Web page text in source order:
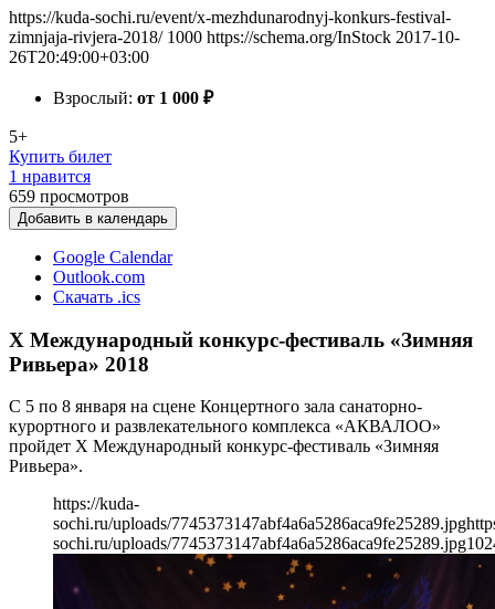
https://kuda-sochi.ru/event/x-mezhdunarodnyj-konkurs-festival-
zimnjaja-rivjera-2018/ 1000 https://schema.org/InStock 2017-10-
26T20:49:00+03:00
Взрослый: от 1 000 ₽
5+
Купить билет
1 нравится
659 просмотров
Добавить в календарь
Google Calendar
Outlook.com
Скачать .ics
Х Международный конкурс-фестиваль «Зимняя
Ривьера» 2018
С 5 по 8 января на сцене Концертного зала санаторно-
курортного и развлекательного комплекса «АКВАЛОО»
пройдет Х Международный конкурс-фестиваль «Зимняя
Ривьера».
https://kuda-
sochi.ru/uploads/7745373147abf4a6a5286aca9fe25289.jpg
sochi.ru/uploads/7745373147abf4a6a5286aca9fe25289.jpg